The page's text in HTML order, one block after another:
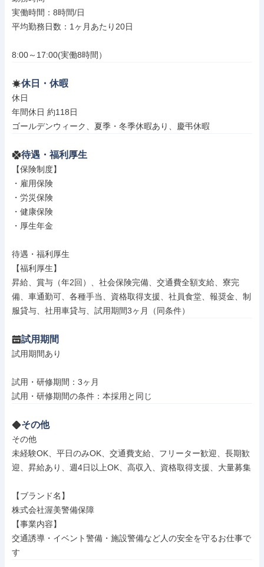
実働時間：8時間/日
平均勤務日数：1ヶ月あたり20日
8:00～17:00(実働8時間）
休日・休暇
休日
年間休日 約118日
ゴールデンウィーク、夏季・冬季休暇あり、慶弔休暇
待遇・福利厚生
【保険制度】
・雇用保険
・労災保険
・健康保険
・厚生年金
待遇・福利厚生
【福利厚生】
昇給、賞与（年2回）、社会保険完備、交通費全額支給、寮完
備、車通勤可、各種手当、資格取得支援、社員食堂、報奨金、制
服貸与、社用車貸与、試用期間3ヶ月（同条件）
試用期間
試用期間あり
試用・研修期間：3ヶ月
その他
その他
未経験OK、平日のみOK、交通費支給、フリーター歓迎、長期歓
迎、昇給あり、週4日以上OK、高収入、資格取得支援、大量募集
【ブランド名】
株式会社渥美警備保障
【事業内容】
交通誘導・イベント警備・施設警備など人の安全を守るお仕事で
す